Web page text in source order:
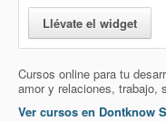
Llévate el widget
Cursos online para tu
amor y relaciones, trabajo,
Ver cursos en Dontknow